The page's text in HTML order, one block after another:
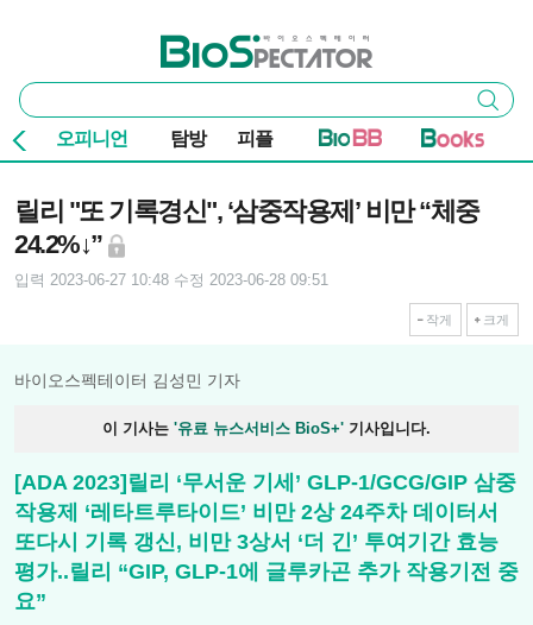
바이오스펙테이터
통
합
검
색
검색
오피니언 탐방 피플
릴리 "또 기록경신", ‘삼중작용제’ 비만 “체중
24.2%↓”
입력 2023-06-27 10:48 수정 2023-06-28 09:51
작게 크게
바이오스펙테이터 김성민 기자
이 기사는 '유료 뉴스서비스 BioS+' 기사입니다.
[ADA 2023]릴리 ‘무서운 기세’ GLP-1/GCG/GIP 삼중
작용제 ‘레타트루타이드’ 비만 2상 24주차 데이터서
또다시 기록 갱신, 비만 3상서 ‘더 긴’ 투여기간 효능
평가..릴리 “GIP, GLP-1에 글루카곤 추가 작용기전 중
요”